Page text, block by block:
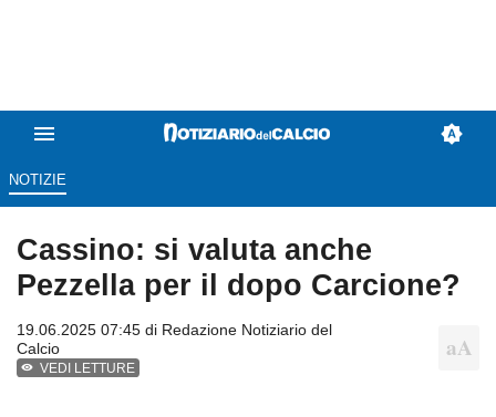
NOTIZIE
Cassino: si valuta anche
Pezzella per il dopo Carcione?
19.06.2025 07:45 di Redazione Notiziario del
Calcio
VEDI LETTURE